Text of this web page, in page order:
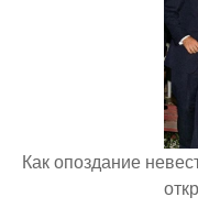
Как опоздание